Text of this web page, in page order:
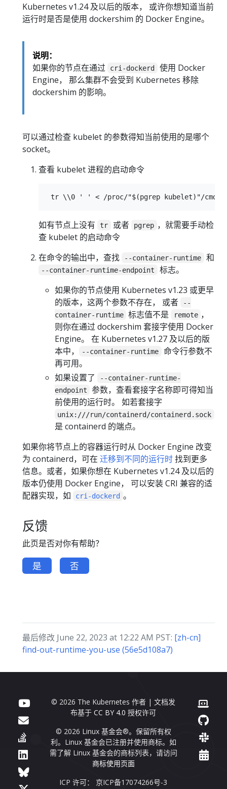
Kubernetes v1.24 及以后的版本， 或许你想知道当前
运行时是否是使用 dockershim 的 Docker Engine。
说明：
如果你的节点在通过
cri-dockerd
使用 Docker
Engine， 那么集群不会受到 Kubernetes 移除
dockershim 的影响。
可以通过检查 kubelet 的参数得知当前使用的是哪个
socket。
查看 kubelet 进程的启动命令
如有节点上没有 tr 或者 pgrep ，就需要手动检
查 kubelet 的启动命令
在命令的输出中，查找
--container-runtime 和
--container-runtime-endpoint
标志。
如果你的节点使用 Kubernetes v1.23 或更早
的版本，这两个参数不存在， 或者
--
container-runtime 标志值不是 remote ，
则你在通过 dockershim 套接字使用 Docker
Engine。 在 Kubernetes v1.27 及以后的版
本中，
--container-runtime
命令行参数不
再可用。
如果设置了
--container-runtime-
endpoint
参数，查看套接字名称即可得知当
前使用的运行时。 如若套接字
unix:///run/containerd/containerd.sock
是 containerd 的端点。
如果你将节点上的容器运行时从 Docker Engine 改变
为 containerd，可在 迁移到不同的运行时找到更多
信息。或者，如果你想在 Kubernetes v1.24 及以后的
版本仍使用 Docker Engine， 可以安装 CRI 兼容的适
配器实现，如
cri-dockerd 。
反馈
此页是否对你有帮助？
是 否
最后修改 June 22, 2023 at 12:22 AM PST: [zh-cn]
find-out-runtime-you-use (56e5d108a7)
© 2026 The Kubernetes 作者 | 文档发
布基于CC BY 4.0 授权许可
© 2026 Linux 基金会®。保留所有权
利。Linux 基金会已注册并使用商标。如
需了解 Linux 基金会的商标列表，请访问
商标使用页面
ICP 许可： 京ICP备17074266号-3